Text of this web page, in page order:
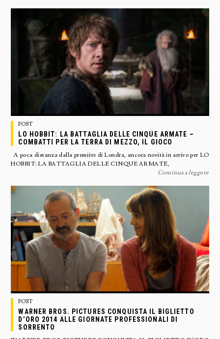
POST
LO HOBBIT: LA BATTAGLIA DELLE CINQUE ARMATE –
COMBATTI PER LA TERRA DI MEZZO, IL GIOCO
A poca distanza dalla première di Londra, ancora novità in arrivo per LO
HOBBIT: LA BATTAGLIA DELLE CINQUE ARMATE,
Continua a leggere
POST
WARNER BROS. PICTURES CONQUISTA IL BIGLIETTO
D’ORO 2014 ALLE GIORNATE PROFESSIONALI DI
SORRENTO